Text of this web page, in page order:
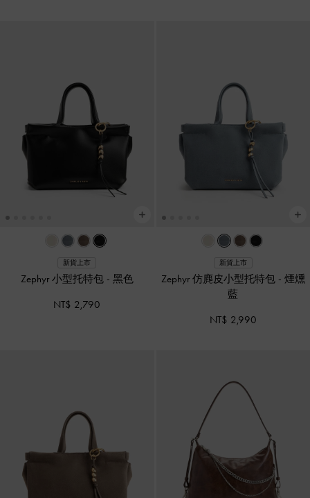
新貨上市
Zephyr 小型托特包 - 黑色
NT$ 2,790
新貨上市
Zephyr 仿麂皮小型托特包 - 煙燻
藍
NT$ 2,990